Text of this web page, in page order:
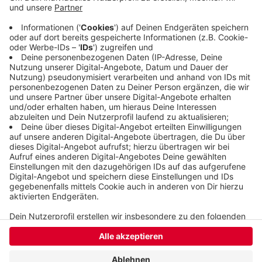
Nationalspieler Lukas Stutzke verletzt von einem
Lehrgang des DHB zurückgekommen. Das
Pokalspiel in der Solinger Klingenhalle beginnt um
19 Uhr.
Veröffentlicht:Donnerstag, 20.10.2022 15:44
Anzeige
Anzeige